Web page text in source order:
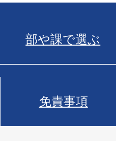
部や課で選ぶ
免責事項